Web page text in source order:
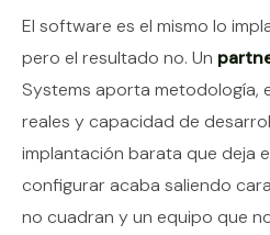
El software es el mismo lo
pero el resultado no. Un
Systems aporta metodología,
reales y capacidad de
implantación barata que deja
configurar acaba saliendo
no cuadran y un equipo que